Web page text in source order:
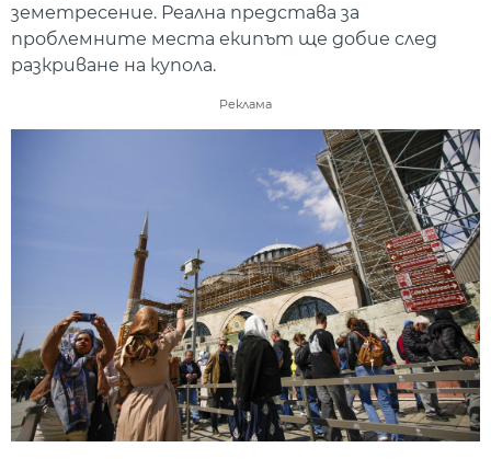
земетресение. Реална представа за
проблемните места екипът ще добие след
разкриване на купола.
Реклама